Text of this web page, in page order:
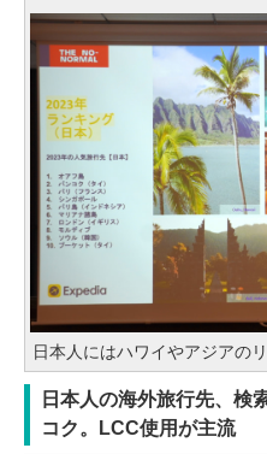
日本人にはハワイやアジアの
日本人の海外旅行先、検
コク。LCC使用が主流